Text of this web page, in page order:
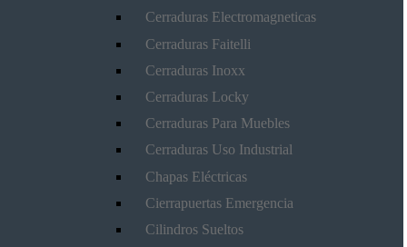
Cerraduras Electromagneticas
Cerraduras Faitelli
Cerraduras Inoxx
Cerraduras Locky
Cerraduras Para Muebles
Cerraduras Uso Industrial
Chapas Eléctricas
Cierrapuertas Emergencia
Cilindros Sueltos